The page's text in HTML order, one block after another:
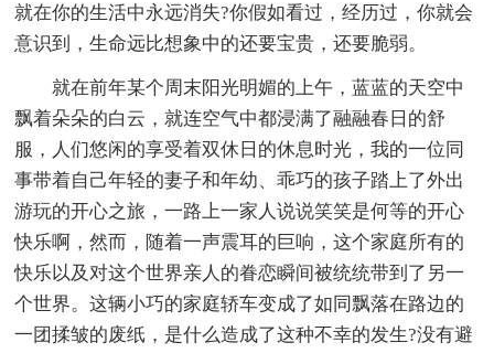
就在你的生活中永远消失?你假如看过，经历过，你就会
意识到，生命远比想象中的还要宝贵，还要脆弱。
就在前年某个周末阳光明媚的上午，蓝蓝的天空中
飘着朵朵的白云，就连空气中都浸满了融融春日的舒
服，人们悠闲的享受着双休日的休息时光，我的一位同
事带着自己年轻的妻子和年幼、乖巧的孩子踏上了外出
游玩的开心之旅，一路上一家人说说笑笑是何等的开心
快乐啊，然而，随着一声震耳的巨响，这个家庭所有的
快乐以及对这个世界亲人的眷恋瞬间被统统带到了另一
个世界。这辆小巧的家庭轿车变成了如同飘落在路边的
一团揉皱的废纸，是什么造成了这种不幸的发生?没有避